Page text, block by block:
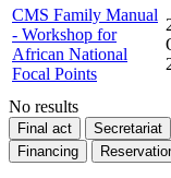
CMS Family Manual
- Workshop for
African National
Focal Points
No results
Final act Secretariat
Financing